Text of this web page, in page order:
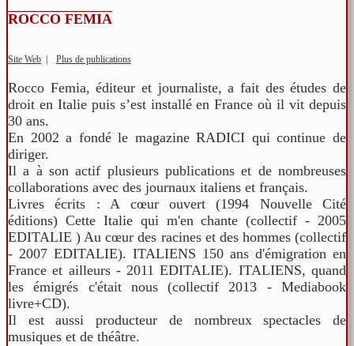
ROCCO FEMIA
Site Web Plus de publications
Rocco Femia, éditeur et journaliste, a fait des études de
droit en Italie puis s’est installé en France où il vit depuis
30 ans.
En 2002 a fondé le magazine RADICI qui continue de
diriger.
Il a à son actif plusieurs publications et de nombreuses
collaborations avec des journaux italiens et français.
Livres écrits : A cœur ouvert (1994 Nouvelle Cité
éditions) Cette Italie qui m'en chante (collectif - 2005
EDITALIE ) Au cœur des racines et des hommes (collectif
- 2007 EDITALIE). ITALIENS 150 ans d'émigration en
France et ailleurs - 2011 EDITALIE). ITALIENS, quand
les émigrés c'était nous (collectif 2013 - Mediabook
livre+CD).
Il est aussi producteur de nombreux spectacles de
musiques et de théâtre.